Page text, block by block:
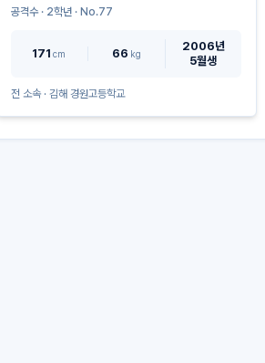
공격수· 2학년 · No.77
171 cm 66 kg
2006년
5월생
전 소속 · 김해 경원고등학교